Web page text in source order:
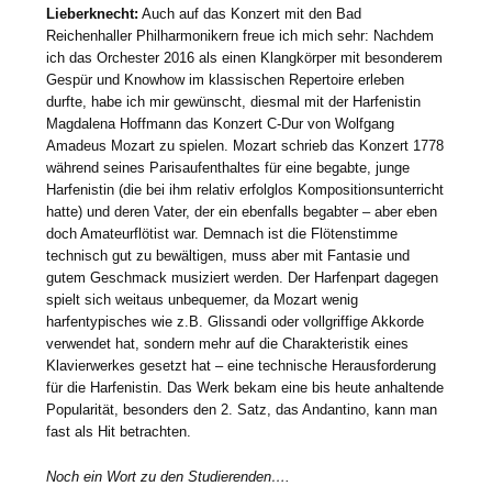
Lieberknecht: Auch auf das Konzert mit den Bad
Reichenhaller Philharmonikern freue ich mich sehr: Nachdem
ich das Orchester 2016 als einen Klangkörper mit besonderem
Gespür und Knowhow im klassischen Repertoire erleben
durfte, habe ich mir gewünscht, diesmal mit der Harfenistin
Magdalena Hoffmann das Konzert C-Dur von Wolfgang
Amadeus Mozart zu spielen. Mozart schrieb das Konzert 1778
während seines Parisaufenthaltes für eine begabte, junge
Harfenistin (die bei ihm relativ erfolglos Kompositionsunterricht
hatte) und deren Vater, der ein ebenfalls begabter – aber eben
doch Amateurflötist war. Demnach ist die Flötenstimme
technisch gut zu bewältigen, muss aber mit Fantasie und
gutem Geschmack musiziert werden. Der Harfenpart dagegen
spielt sich weitaus unbequemer, da Mozart wenig
harfentypisches wie z.B. Glissandi oder vollgriffige Akkorde
verwendet hat, sondern mehr auf die Charakteristik eines
Klavierwerkes gesetzt hat – eine technische Herausforderung
für die Harfenistin. Das Werk bekam eine bis heute anhaltende
Popularität, besonders den 2. Satz, das Andantino, kann man
fast als Hit betrachten.
Noch ein Wort zu den Studierenden….